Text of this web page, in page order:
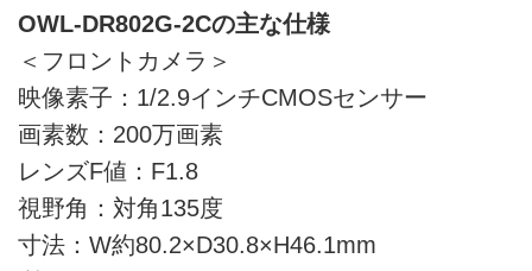
OWL-DR802G-2Cの主な仕様
＜フロントカメラ＞
映像素子：1/2.9インチCMOSセンサー
画素数：200万画素
レンズF値：F1.8
視野角：対角135度
寸法：W約80.2×D30.8×H46.1mm